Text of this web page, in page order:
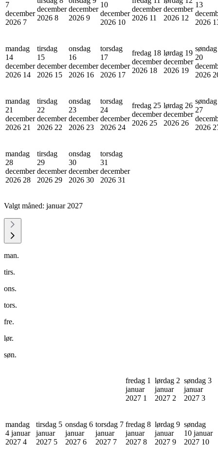
7
december
2026 7
december
2026 8
december
2026 9
10
december
2026 10
december
2026 11
december
2026 12
13
2026
mandag
14
december
2026 14
tirsdag
15
december
2026 15
onsdag
16
december
2026 16
torsdag
17
december
2026 17
fredag 18
december
2026 18
lørdag 19
december
2026 19
søndag
20
2026
mandag
21
december
2026 21
tirsdag
22
december
2026 22
onsdag
23
december
2026 23
torsdag
24
december
2026 24
fredag 25
december
2026 25
lørdag 26
december
2026 26
søndag
27
2026
mandag
28
december
2026 28
tirsdag
29
december
2026 29
onsdag
30
december
2026 30
torsdag
31
december
2026 31
Valgt måned: januar 2027
man.
tirs.
ons.
tors.
fre.
lør.
søn.
fredag 1
januar
2027 1
lørdag 2
januar
2027 2
søndag 3
januar
2027 3
mandag
4 januar
2027 4
tirsdag 5
januar
2027 5
onsdag 6
januar
2027 6
torsdag 7
januar
2027 7
fredag 8
januar
2027 8
lørdag 9
januar
2027 9
søndag
10 januar
2027 10